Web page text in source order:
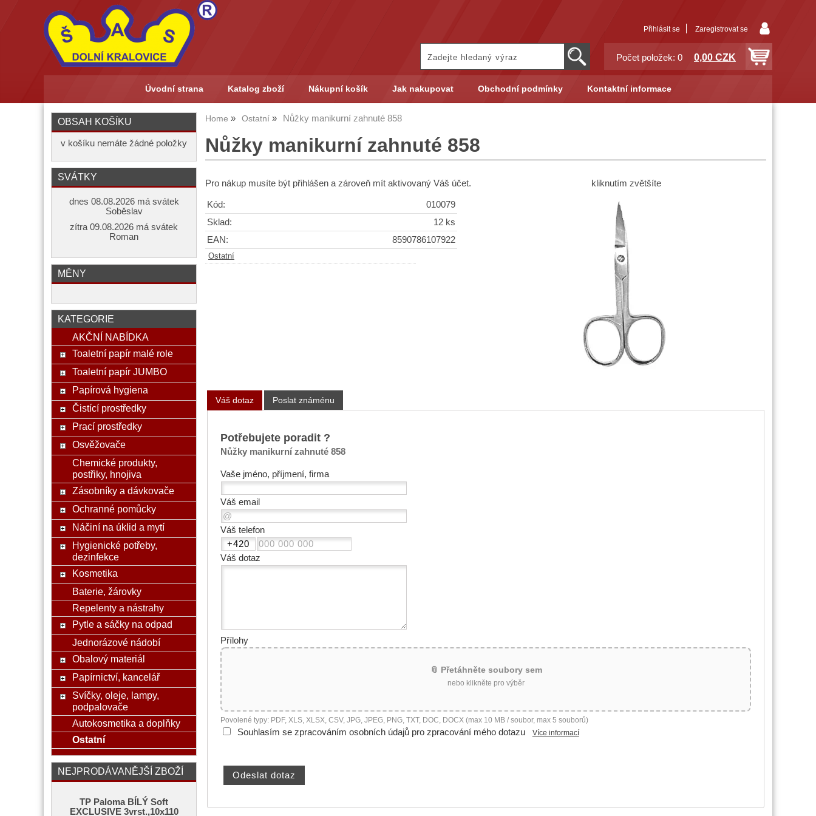
Přihlásit se Zaregistrovat se
Počet položek: 0 0,00 CZK
Úvodní strana Katalog zboží Nákupní košík Jak nakupovat Obchodní podmínky Kontaktní informace
Home Ostatní Nůžky manikurní zahnuté 858
Nůžky manikurní zahnuté 858
kliknutím zvětšíte
Pro nákup musíte být přihlášen a zároveň mít aktivovaný Váš účet.
Kód:
010079
Sklad:
12 ks
EAN:
8590786107922
Ostatní
Váš dotaz Poslat známénu
Potřebujete poradit ?
Nůžky manikurní zahnuté 858
Vaše jméno, příjmení, firma
Váš email
Váš telefon
Váš dotaz
Přílohy
📎 Přetáhněte soubory sem
nebo klikněte pro výběr
Povolené typy: PDF, XLS, XLSX, CSV, JPG, JPEG, PNG, TXT, DOC, DOCX (max 10 MB / soubor, max 5 souborů)
Souhlasím se zpracováním osobních údajů pro zpracování mého dotazu Více informací
OBSAH KOŠÍKU
v košíku nemáte žádné položky
SVÁTKY
dnes 08.08.2026 má svátek
Soběslav
zítra 09.08.2026 má svátek
Roman
MĚNY
KATEGORIE
AKČNÍ NABÍDKA
Toaletní papír malé role
Toaletní papír JUMBO
Papírová hygiena
Čistící prostředky
Prací prostředky
Osvěžovače
Chemické produkty,
postřiky, hnojiva
Zásobníky a dávkovače
Ochranné pomůcky
Náčiní na úklid a mytí
Hygienické potřeby,
dezinfekce
Kosmetika
Baterie, žárovky
Repelenty a nástrahy
Pytle a sáčky na odpad
Jednorázové nádobí
Obalový materiál
Papírnictví, kancelář
Svíčky, oleje, lampy,
podpalovače
Autokosmetika a doplňky
Ostatní
NEJPRODÁVANĚJŠÍ ZBOŽÍ
TP Paloma BÍLÝ Soft
EXCLUSIVE 3vrst.,10x110